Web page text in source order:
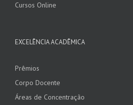
Cursos Online
EXCELÊNCIA ACADÊMICA
Prêmios
Corpo Docente
Áreas de Concentração